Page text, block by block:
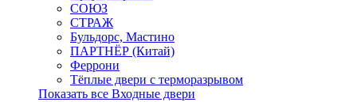
СОЮЗ
СТРАЖ
Бульдорс, Мастино
ПАРТНЁР (Китай)
Феррони
Тёплые двери с терморазрывом
Показать все Входные двери